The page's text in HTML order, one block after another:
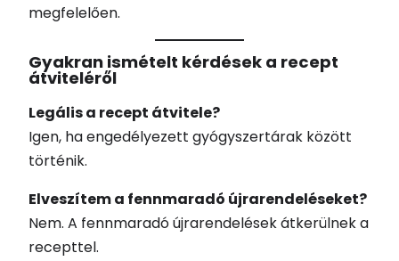
megfelelően.
Gyakran ismételt kérdések a recept
átviteléről
Legális a recept átvitele?
Igen, ha engedélyezett gyógyszertárak között
történik.
Elveszítem a fennmaradó újrarendeléseket?
Nem. A fennmaradó újrarendelések átkerülnek a
recepttel.